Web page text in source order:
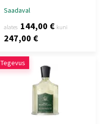
Saadaval
alates 144,00 € kuni
247,00 €
Tegevus